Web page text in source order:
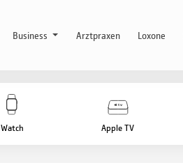
Business Arztpraxen Loxone
Watch Apple TV